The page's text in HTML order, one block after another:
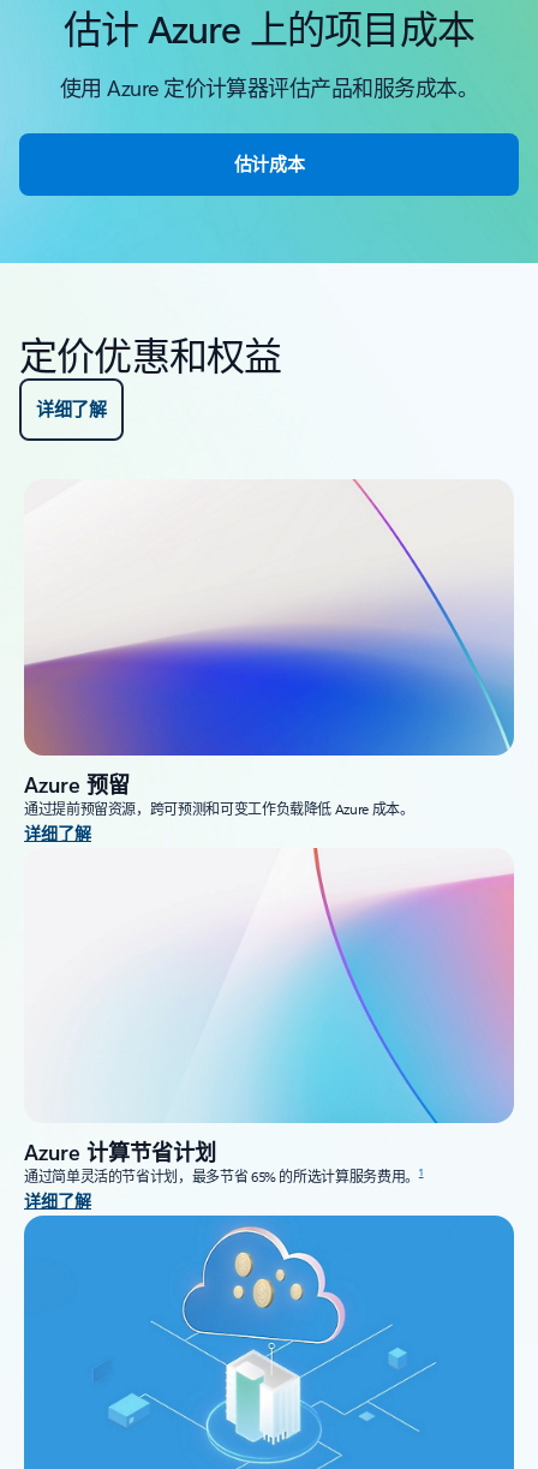
估计 Azure 上的项目成本
使用 Azure 定价计算器评估产品和服务成本。
估计成本
定价优惠和权益
详细了解
Azure 预留
通过提前预留资源，跨可预测和可变工作负载降低 Azure 成本。
详细了解
Azure 计算节省计划
通过简单灵活的节省计划，最多节省 65% 的所选计算服务费用。1
详细了解